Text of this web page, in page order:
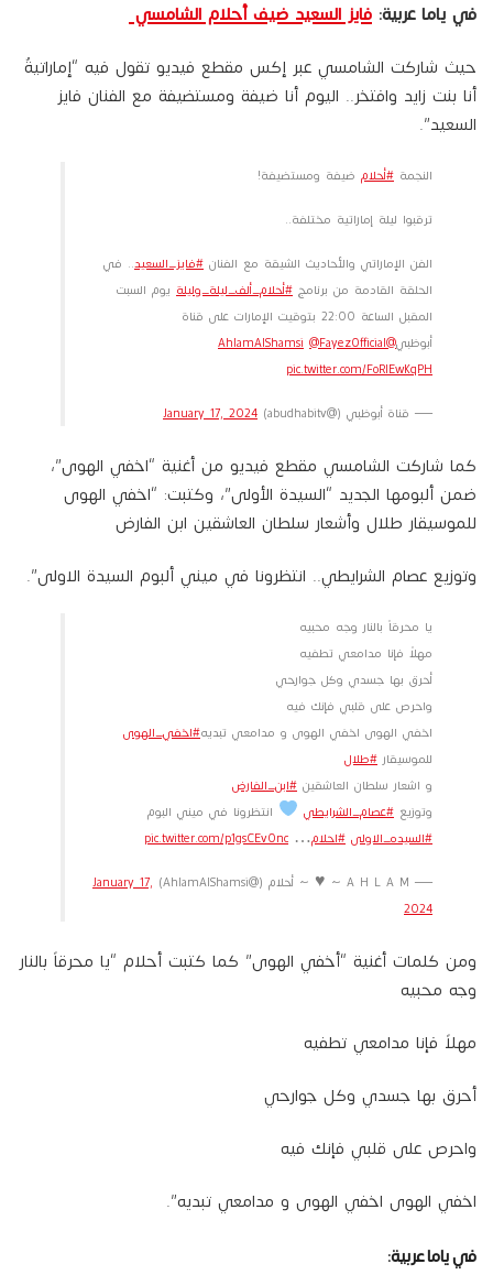
في ياما عربية: فايز السعيد ضيف أحلام الشامسي
حيث شاركت الشامسي عبر إكس مقطع فيديو تقول فيه “إماراتيةٌ
أنا بنت زايد وافتخر.. اليوم أنا ضيفة ومستضيفة مع الفنان فايز
السعيد”.
النجمة #أحلام ضيفة ومستضيفة!
ترقبوا ليلة إماراتية مختلفة..
الفن الإماراتي والأحاديث الشيقة مع الفنان #فايز_السعيد.. في
الحلقة القادمة من برنامج #أحلام_ألف_ليلة_وليلة يوم السبت
المقبل الساعة 22:00 بتوقيت الإمارات على قناة
أبوظبي@AhlamAlShamsi
@FayezOfficial
pic.twitter.com/FoRlEwkqPH
— قناة أبوظبي (@abudhabitv) January 17, 2024
كما شاركت الشامسي مقطع فيديو من أغنية “اخفي الهوى”،
ضمن ألبومها الجديد “السيدة الأولى”، وكتبت: “‎اخفي الهوى
للموسيقار ‎طلال وأشعار سلطان العاشقين ‎ابن الفارض
وتوزيع ‎عصام الشرايطي.. انتظرونا في ميني ألبوم السيدة الاولى”.
يا محرقاً بالنار وجه محبيه
مهلاً فإنا مدامعي تطفيه
أحرق بها جسدي وكل جوارحي
واحرص على قلبي فإنك فيه
اخفي الهوى اخفي الهوى و مدامعي تبديه#اخفي_الهوى
للموسيقار #طلال
و اشعار سلطان العاشقين #ابن_الفارض
وتوزيع #عصام_الشرايطي
انتظرونا في ميني البوم
#السيده_الاولى #احلام…
pic.twitter.com/p1gsCEvOnc
— A H L A M ~ ♥️ ~ أحلام (@AhlamAlShamsi)
January 17,
2024
ومن كلمات أغنية “أخفي الهوى” كما كتبت أحلام “‏يا محرقاً بالنار
وجه محبيه
مهلاً فإنا مدامعي تطفيه
أحرق بها جسدي وكل جوارحي
واحرص على قلبي فإنك فيه
اخفي الهوى اخفي الهوى و مدامعي تبديه”.
في ياما عربية: